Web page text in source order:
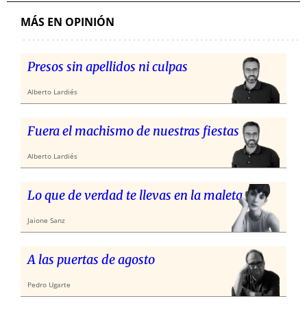
MÁS EN OPINIÓN
Presos sin apellidos ni culpas
Alberto Lardiés
Fuera el machismo de nuestras fiestas
Alberto Lardiés
Lo que de verdad te llevas en la maleta
Jaione Sanz
A las puertas de agosto
Pedro Ugarte